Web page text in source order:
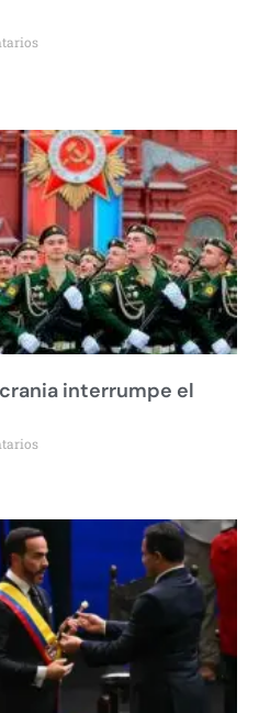
interrumpe el